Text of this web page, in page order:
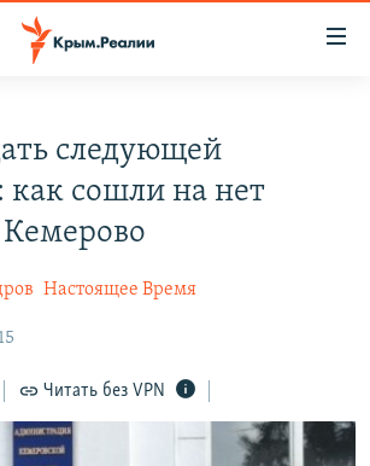
КРЫМА. 11 ИСТОРИЙ СОПРОТИВЛЕНИЯ
следующей
как сошли на нет
Настоящее Время
Читать без VPN